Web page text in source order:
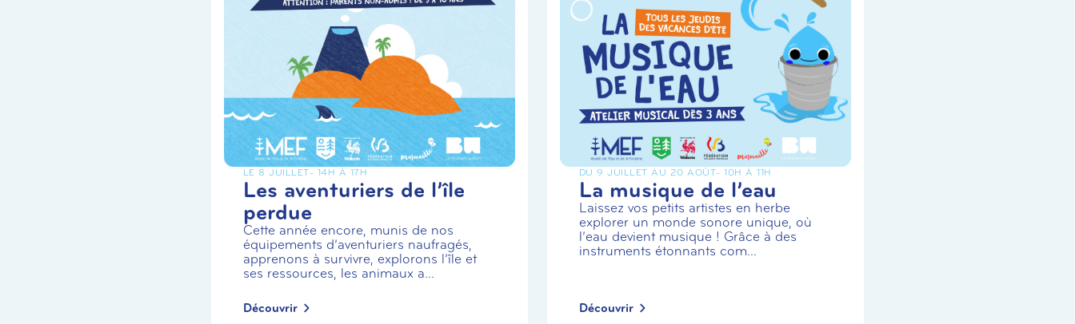
LE 8 JUILLET- 14H À 17H
Les aventuriers de l’île
perdue
Cette année encore, munis de nos
équipements d’aventuriers naufragés,
apprenons à survivre, explorons l’île et
ses ressources, les animaux a...
Découvrir
DU 9 JUILLET AU 20 AOÛT- 10H À 11H
La musique de l’eau
Laissez vos petits artistes en herbe
explorer un monde sonore unique, où
l’eau devient musique ! Grâce à des
instruments étonnants com...
Découvrir